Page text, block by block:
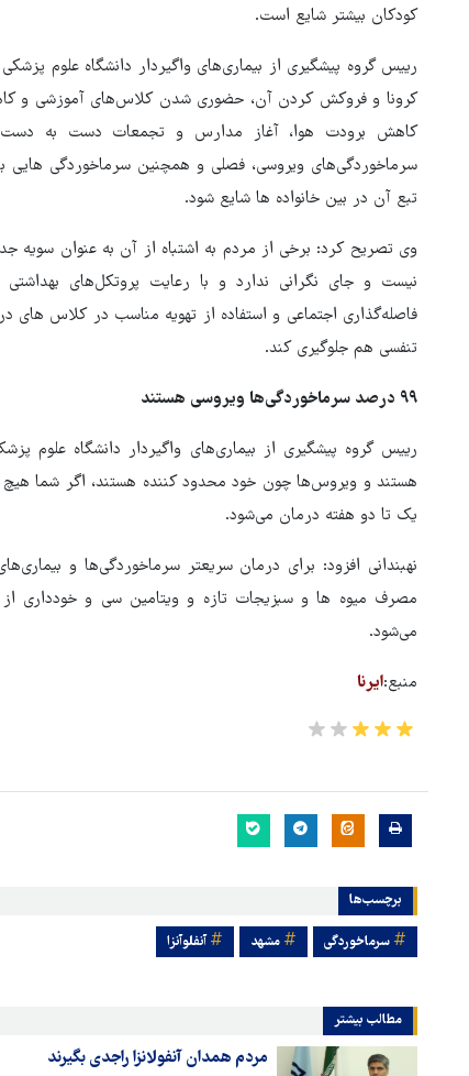
کودکان بیشتر شایع است.
کرونا و فروکش کردن آن، حضوری شدن کلاس‌های آموزشی و
کاهش برودت هوا، آغاز مدارس و تجمعات دست به دست
سرماخوردگی‌های ویروسی، فصلی و همچنین سرماخوردگی هایی با
تبع آن در بین خانواده ها شایع شود.
وی تصریح کرد: برخی از مردم به اشتباه از آن به عنوان سویه جدید
نیست و جای نگرانی ندارد و با رعایت پروتکل‌های
فاصله‌گذاری اجتماعی و استفاده از تهویه مناسب در کلاس های
تنفسی هم جلوگیری کند.
۹۹ درصد سرماخوردگی‌ها ویروسی هستند
هستند و ویروس‌ها چون خود محدود کننده هستند، اگر شما هیچ
یک تا دو هفته درمان می‌شود.
نهبندانی افزود: برای درمان سریعتر سرماخوردگی‌ها و
مصرف میوه ها و سبزیجات تازه و ویتامین سی و خودداری
می‌شود.
منبع:ایرنا
برچسب‌ها
سرماخوردگی مشهد آنفلوآنزا
مطالب بیشتر
مردم همدان آنفولانزا راجدی بگیرند
مقاومت، آمریکا را
درمانده کرد
ترامپ نماد فساد،